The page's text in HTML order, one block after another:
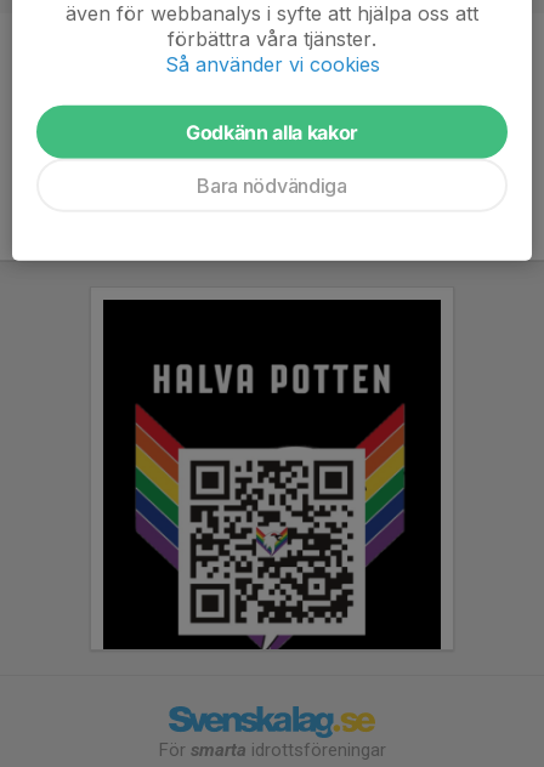
Målvaktstränare
Ålder
54 år
För smarta idrottsföreningar
även för webbanalys i syfte att hjälpa oss att
förbättra våra tjänster.
Så använder vi cookies
Godkänn alla kakor
Bara nödvändiga